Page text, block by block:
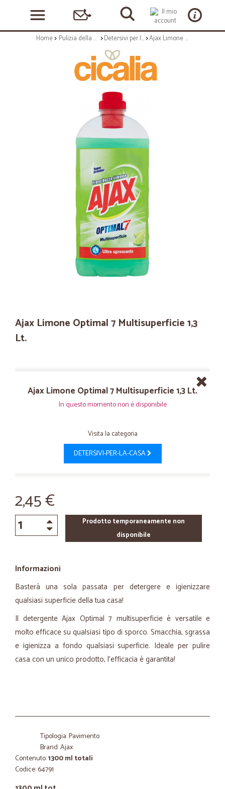
Home Pulizia della casa Detersivi per la casa Ajax Limone Optimal 7 Multisuperficie 1,3 Lt.
Ajax Limone Optimal 7 Multisuperficie 1,3
Lt.
Ajax Limone Optimal 7 Multisuperficie 1,3 Lt.
In questo momento non è disponibile
Visita la categoria
DETERSIVI-PER-LA-CASA
2,45 €
Prodotto temporaneamente non
disponibile
Informazioni
Basterà una sola passata per detergere e igienizzare
qualsiasi superficie della tua casa!
Il detergente Ajax Optimal 7 multisuperficie è versatile e
molto efficace su qualsiasi tipo di sporco. Smacchia, sgrassa
e igienizza a fondo qualsiasi superficie. Ideale per pulire
casa con un unico prodotto, l’efficacia è garantita!
Tipologia: Pavimento
Brand: Ajax
Contenuto:1300 ml totali
Codice: 64791